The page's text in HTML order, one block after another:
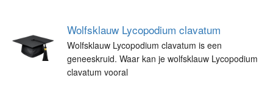
Wolfsklauw Lycopodium clavatum
Wolfsklauw Lycopodium clavatum is een
geneeskruid. Waar kan je wolfsklauw Lycopodium
clavatum vooral